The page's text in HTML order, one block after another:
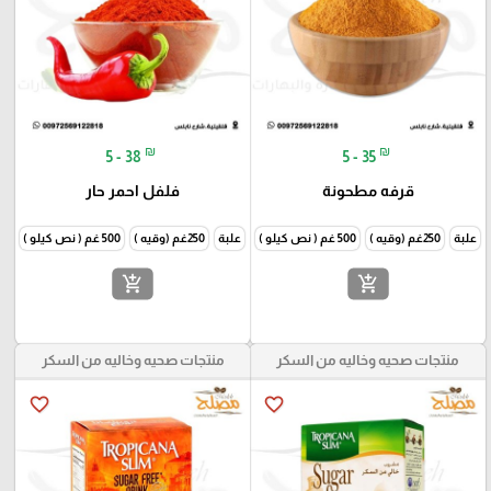
5 - 35 ₪
قرفه مطحونة
علبة 250غم (وقيه ) 500 غم ( نص كيلو ) 1000غم (كيلو )
add_shopping_cart
5 - 38 ₪
فلفل احمر حار
علبة 250غم (وقيه ) 500 غم ( نص كيلو )
add_shopping_cart
منتجات صحيه وخاليه من السكر
favorite_border
منتجات صحيه وخاليه من السكر
favorite_border